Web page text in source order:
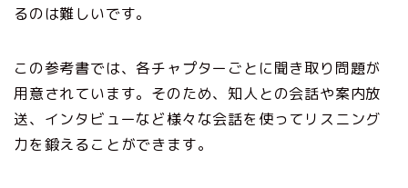
るのは難しいです。
この参考書では、各チャプターごとに聞き取り問題が
用意されています。そのため、知人との会話や案内放
送、インタビューなど様々な会話を使ってリスニング
力を鍛えることができます。